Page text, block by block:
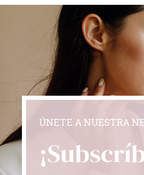
ÚNETE A NUESTRA